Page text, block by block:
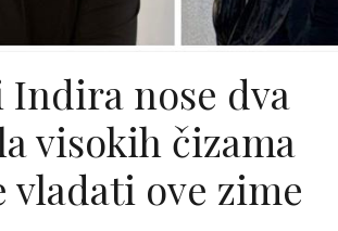
Indira nose dva
visokih čizama
vladati ove zime